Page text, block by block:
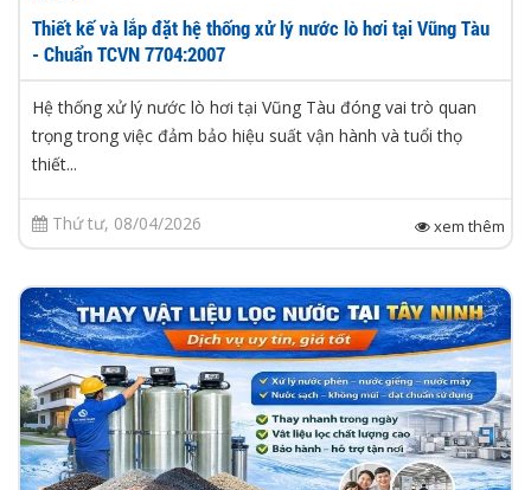
Thiết kế và lắp đặt hệ thống xử lý nước lò hơi tại Vũng Tàu
- Chuẩn TCVN 7704:2007
Hệ thống xử lý nước lò hơi tại Vũng Tàu đóng vai trò quan
trọng trong việc đảm bảo hiệu suất vận hành và tuổi thọ
thiết...
Thứ tư, 08/04/2026 xem thêm